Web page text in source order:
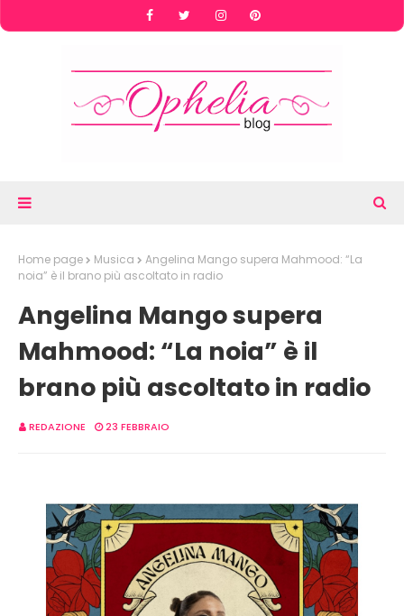
Home page Musica
Angelina Mango supera Mahmood: “La
noia” è il brano più ascoltato in radio
Angelina Mango supera
Mahmood: “La noia” è il
brano più ascoltato in radio
REDAZIONE 23 FEBBRAIO